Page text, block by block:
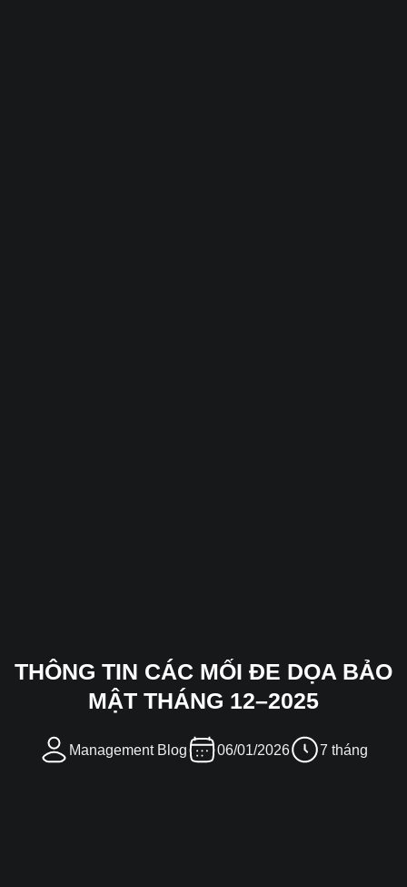
THÔNG TIN CÁC MỐI ĐE DỌA BẢO
MẬT THÁNG 12–2025
Management Blog 06/01/2026 7 tháng